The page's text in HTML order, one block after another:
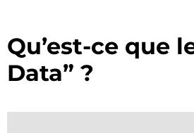
Qu’est-ce que
Data” ?​